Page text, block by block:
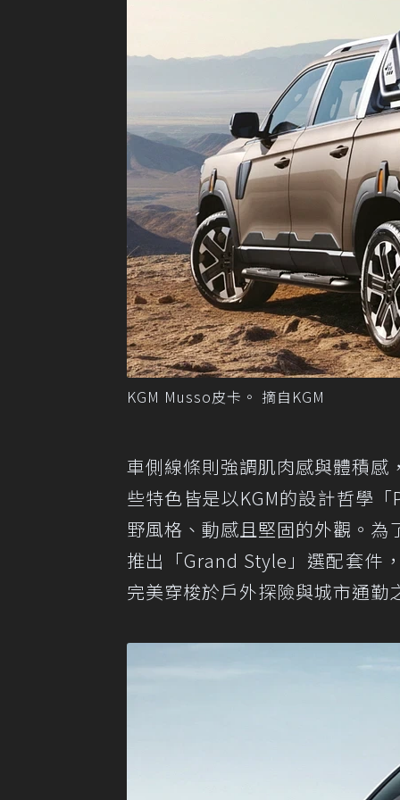
KGM Musso皮卡。 摘自KGM
車側線條則強調肌肉感與體積感
些特色皆是以KGM的設計哲學
野風格、動感且堅固的外觀。為
推出「Grand Style」選配套件
完美穿梭於戶外探險與城市通勤